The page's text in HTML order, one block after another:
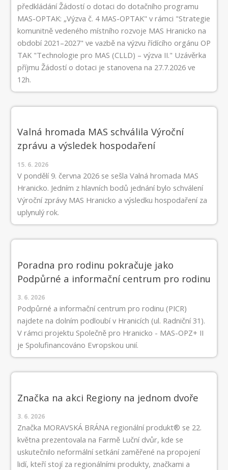
předkládání Žádostí o dotaci do dotačního programu
MAS-OPTAK: „Výzva č. 4 MAS-OPTAK" v rámci "Strategie
komunitně vedeného místního rozvoje MAS Hranicko na
období 2021–2027" ve vazbě na výzvu řídícího orgánu OP
TAK "Technologie pro MAS (CLLD) – výzva II." Uzávěrka
příjmu Žádostí o dotaci je stanovena na 27.7.2026 ve
12h.
Valná hromada MAS schválila Výroční
zprávu a výsledek hospodaření
15. 6. 2026
V pondělí 9. června 2026 se sešla Valná hromada MAS
Hranicko. Jedním z hlavních bodů jednání bylo schválení
Výroční zprávy MAS Hranicko a výsledku hospodaření za
uplynulý rok.
Poradna pro rodinu pokračuje jako
Podpůrné a informační centrum pro rodinu
3. 6. 2026
Podpůrné a informační centrum pro rodinu (PICR)
najdete na dolním podloubí v Hranicích (ul. Radniční 31).
V rámci projektu Společně pro Hranicko - MAS-OPZ+ II
je Spolufinancováno Evropskou unií.
Značka na akci Regiony na jednom dvoře
3. 6. 2026
Značka MORAVSKÁ BRÁNA regionální produkt® se 22.
května prezentovala na Farmě Luční dvůr, kde se
uskutečnilo neformální setkání zaměřené na propojení
lidí, kteří stojí za regionálními produkty, značkami a